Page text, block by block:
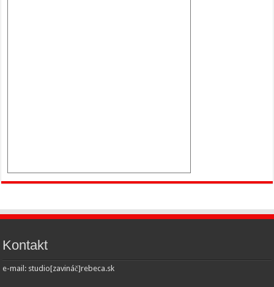
Kontakt
e-mail: studio[zavináč]rebeca.sk